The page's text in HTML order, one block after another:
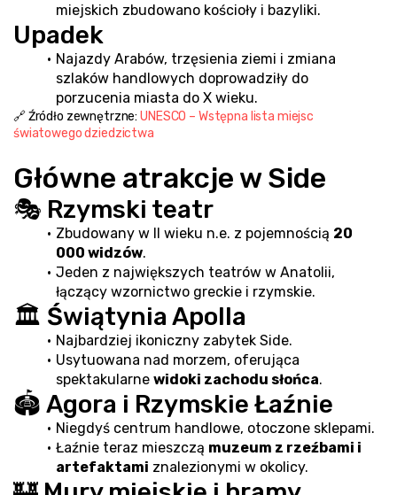
miejskich zbudowano kościoły i bazyliki.
Upadek
Najazdy Arabów, trzęsienia ziemi i zmiana
szlaków handlowych doprowadziły do
porzucenia miasta do X wieku.
🔗 Źródło zewnętrzne: UNESCO – Wstępna lista miejsc
światowego dziedzictwa
Główne atrakcje w Side
🎭 Rzymski teatr
Zbudowany w II wieku n.e. z pojemnością 20
000 widzów.
Jeden z największych teatrów w Anatolii,
łączący wzornictwo greckie i rzymskie.
🏛️ Świątynia Apolla
Najbardziej ikoniczny zabytek Side.
Usytuowana nad morzem, oferująca
spektakularne widoki zachodu słońca.
🏟️ Agora i Rzymskie Łaźnie
Niegdyś centrum handlowe, otoczone sklepami.
Łaźnie teraz mieszczą muzeum z rzeźbami i
artefaktami znalezionymi w okolicy.